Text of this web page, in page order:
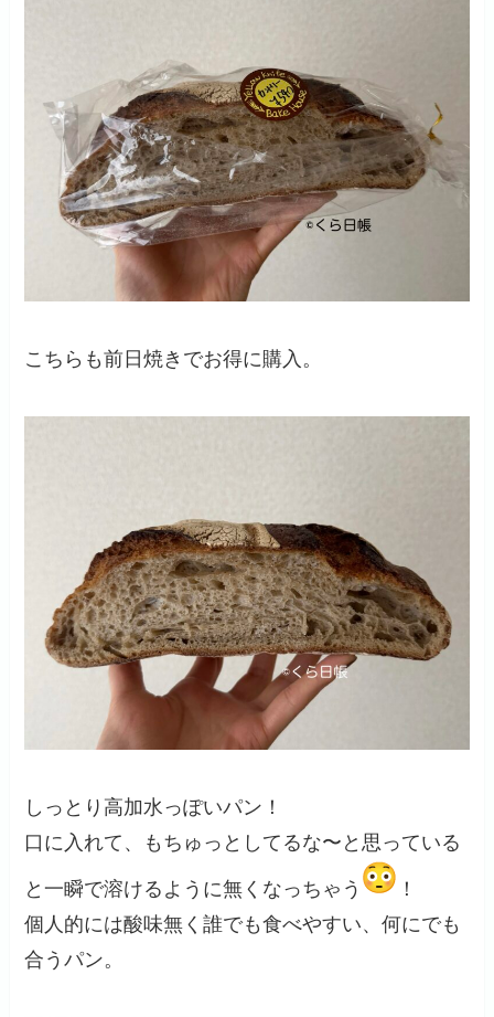
こちらも前日焼きでお得に購入。
しっとり高加水っぽいパン！
口に入れて、もちゅっとしてるな〜と思っている
と一瞬で溶けるように無くなっちゃう
！
個人的には酸味無く誰でも食べやすい、何にでも
合うパン。